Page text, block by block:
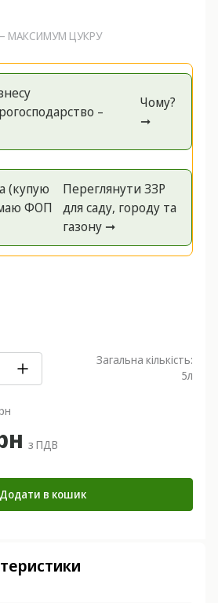
МАКСИМУМ ЦУКРУ
–
Чому?
➞
(купую
ФОП
Переглянути ЗЗР
для саду, городу та
газону ➞
Загальна кількість:
5л
з ПДВ
Додати в кошик